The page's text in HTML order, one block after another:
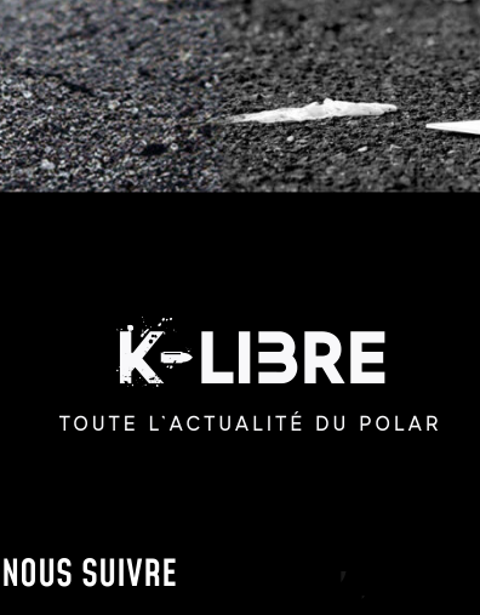
NOUS SUIVRE